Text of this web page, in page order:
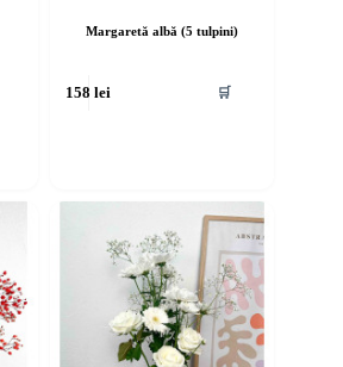
Margaretă albă (5 tulpini)
158lei 🛒